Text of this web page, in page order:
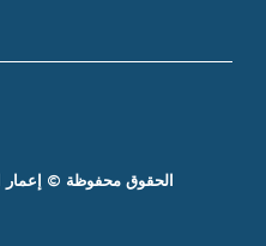
الحقوق محفوظة © إعمار